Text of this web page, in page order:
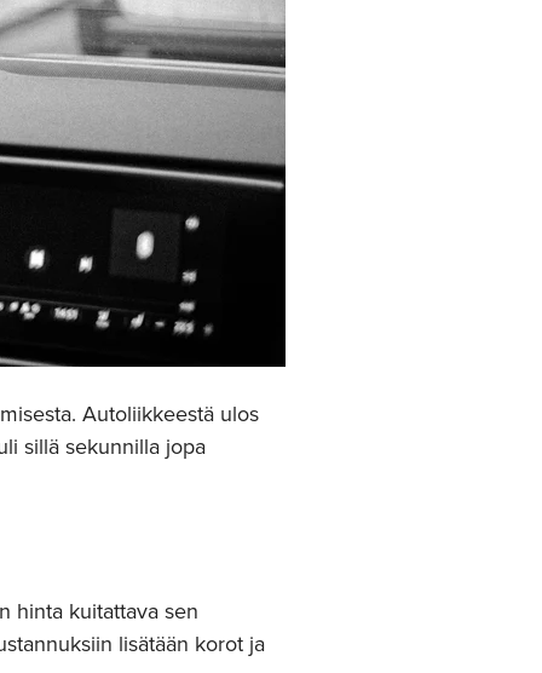
Autoliikkeestä ulos
sillä sekunnilla jopa
hinta kuitattava sen
lisätään korot ja